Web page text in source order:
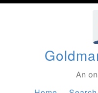
An